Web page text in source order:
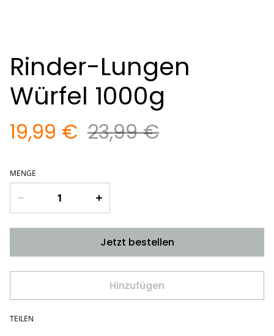
Rinder-Lungen
Würfel 1000g
19,99 € 23,99 €
MENGE
Jetzt bestellen
Hinzufügen
TEILEN